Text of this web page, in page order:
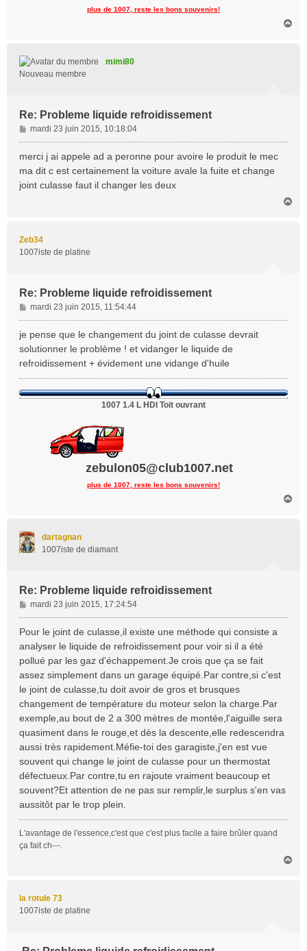
plus de 1007, reste les bons souvenirs!
mimi80
Nouveau membre
Re: Probleme liquide refroidissement
M
e
s
g
mardi 23 juin 2015, 10:18:04
merci j ai appele ad a peronne pour avoire le produit le mec
ma dit c est certainement la voiture avale la fuite et change
joint culasse faut il changer les deux
Zeb34
1007iste de platine
Re: Probleme liquide refroidissement
M
e
s
s
g
e
mardi 23 juin 2015, 11:54:44
je pense que le changement du joint de culasse devrait
solutionner le problème ! et vidanger le liquide de
refroidissement + évidement une vidange d'huile
1007 1.4 L HDI Toit ouvrant
zebulon05@club1007.net
plus de 1007, reste les bons souvenirs!
dartagnan
1007iste de diamant
Re: Probleme liquide refroidissement
M
e
s
g
e
mardi 23 juin 2015, 17:24:54
Pour le joint de culasse,il existe une méthode qui consiste a
analyser le liquide de refroidissement pour voir si il a été
pollué par les gaz d'échappement.Je crois que ça se fait
assez simplement dans un garage équipé.Par contre,si c'est
le joint de culasse,tu doit avoir de gros et brusques
changement de température du moteur selon la charge.Par
exemple,au bout de 2 a 300 mètres de montée,l'aiguille sera
quasiment dans le rouge,et dès la descente,elle redescendra
aussi très rapidement.Méfie-toi des garagiste,j'en est vue
souvent qui change le joint de culasse pour un thermostat
défectueux.Par contre,tu en rajoute vraiment beaucoup et
souvent?Et attention de ne pas sur remplir,le surplus s'en vas
aussitôt par le trop plein.
L'avantage de l'essence,c'est que c'est plus facile a faire brûler quand
ça fait ch---.
la rotule 73
1007iste de platine